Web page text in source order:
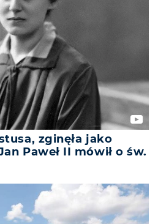
zginęła jako
Paweł II mówił o św.